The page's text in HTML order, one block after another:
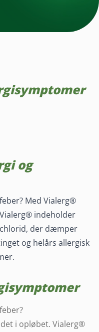
og
Med Vialerg®
indeholder
der dæmper
og helårs allergisk
i opløbet. Vialerg®